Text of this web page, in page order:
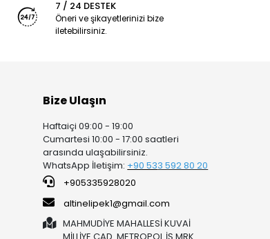
7 / 24 DESTEK
Öneri ve şikayetlerinizi bize
iletebilirsiniz.
Bize Ulaşın
Haftaiçi 09:00 - 19:00
Cumartesi 10:00 - 17:00 saatleri
arasında ulaşabilirsiniz.
WhatsApp İletişim: +90 533 592 80 20
+905335928020
altinelipek1@gmail.com
MAHMUDİYE MAHALLESİ KUVAİ